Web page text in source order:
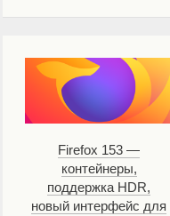
Firefox 153 —
контейнеры,
поддержка HDR,
новый интерфейс для